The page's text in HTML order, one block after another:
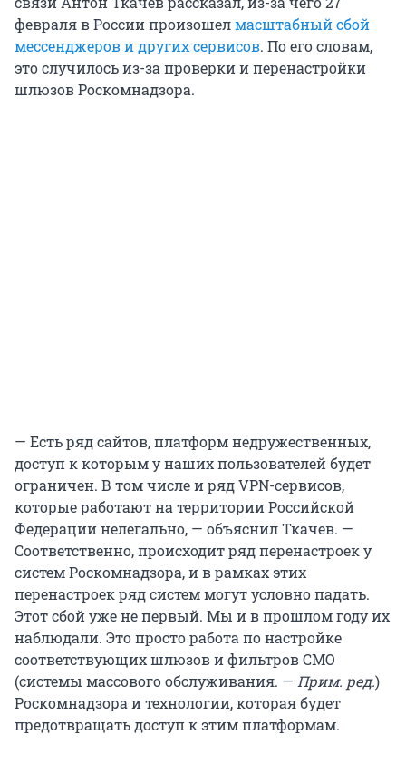
февраля в России произошелмасштабный сбой
мессенджеров и других сервисов. По его словам,
это случилось из-за проверки и перенастройки
шлюзов Роскомнадзора.
— Есть ряд сайтов, платформ недружественных,
доступ к которым у наших пользователей будет
ограничен. В том числе и ряд VPN-сервисов,
которые работают на территории Российской
Федерации нелегально, — объяснил Ткачев. —
Соответственно, происходит ряд перенастроек у
систем Роскомнадзора, и в рамках этих
перенастроек ряд систем могут условно падать.
Этот сбой уже не первый. Мы и в прошлом году их
наблюдали. Это просто работа по настройке
соответствующих шлюзов и фильтров СМО
(системы массового обслуживания. — Прим. ред.)
Роскомнадзора и технологии, которая будет
предотвращать доступ к этим платформам.